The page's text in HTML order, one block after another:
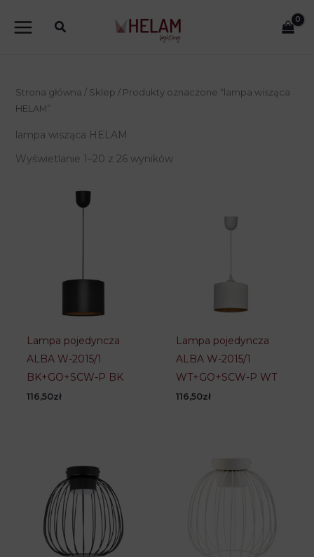
Strona główna / Sklep / Produkty oznaczone “lampa wisząca
HELAM”
lampa wisząca HELAM
Wyświetlanie 1–20 z 26 wyników
Lampa pojedyncza
ALBA W-2015/1
BK+GO+SCW-P BK
116,50zł
Lampa pojedyncza
ALBA W-2015/1
WT+GO+SCW-P WT
116,50zł